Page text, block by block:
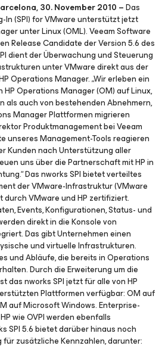
30. November 2010 –Das
In (SPI) for VMware unterstützt jetzt
unter Linux (OML). Veeam Software
Release Candidate der Version 5.6 des
dient der Überwachung und Steuerung
unter VMware direkt aus der
Operations Manager. „Wir erleben ein
Operations Manager (OM) auf Linux,
als auch von bestehenden Abnehmern,
Manager Plattformen migrieren
Produktmanagement bei Veeam
unseres Management-Tools reagieren
Kunden nach Unterstützung aller
uns über die Partnerschaft mit HP in
Das nworks SPI bietet verteiltes
der VMware-Infrastruktur (VMware
durch VMware und HP zertifiziert.
Events, Konfigurationen, Status- und
direkt in die Konsole von
Das gibt Unternehmen einen
und virtuelle Infrastrukturen.
und Abläufe, die bereits in Operations
Durch die Erweiterung um die
das nworks SPI jetzt für alle von HP
Plattformen verfügbar: OM auf
auf Microsoft Windows. Enterprise-
wie OVPI werden ebenfalls
SPI 5.6 bietet darüber hinaus noch
zusätzliche Kennzahlen, darunter: